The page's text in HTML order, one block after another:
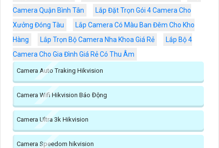
Camera Quận Bình Tân
Lắp Đặt Trọn Gói 4 Camera Cho
Xưởng Đóng Tàu
Lắp Camera Có Màu Ban Đêm Cho Kho
Hàng
Lắp Trọn Bộ Camera Nha Khoa Giá Rẻ
Lắp Bộ 4
Camera Cho Gia Đình Giá Rẻ Có Thu Âm
Camera Auto Traking Hikvision
Camera Wifi Hikvision Báo Động
Camera Ultra 3k Hikvision
Camera Speedom hikvision